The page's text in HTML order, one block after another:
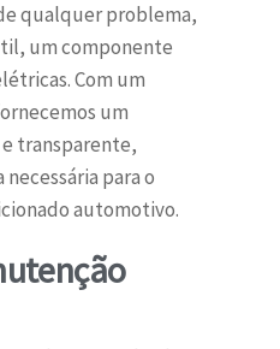
qualquer problema,
um componente
Com um
um
transparente,
para o
automotivo.